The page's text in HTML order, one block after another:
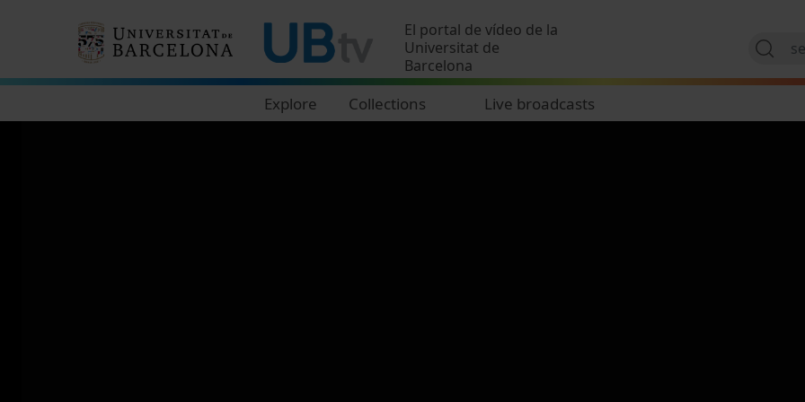
El portal de vídeo de la
Universitat de
Barcelona
Explore Collections Live broadcasts